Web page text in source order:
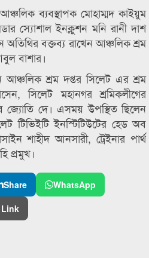
ব্যবস্থাপক মোহাম্মদ কাইয়ুম
স্যোশাল ইনক্লুশন মনি রানী দাশ
অতিথির বক্তব্য রাখেন আঞ্চলিক শ্রম
বাশার।
আঞ্চলিক শ্রম দপ্তর সিলেট এর শ্রম
সিলেট মহানগর শ্রমিকলীগের
জ্যোতি দে। এসময় উপস্থিত ছিলেন
টিভিইটি ইনস্টিটিউটের হেড অব
শাহীদ আনসারী, ট্রেইনার পার্থ
প্রমুখ।
Share
WhatsApp